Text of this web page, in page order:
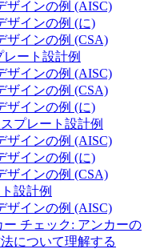
ザインの例 (AISC)
ザインの例 (に)
ザインの例 (CSA)
ート設計例
ザインの例 (AISC)
ザインの例 (CSA)
ザインの例 (に)
プレート設計例
ザインの例 (AISC)
ザインの例 (に)
ザインの例 (CSA)
設計例
ザインの例 (AISC)
チェック: アンカーの
について理解する